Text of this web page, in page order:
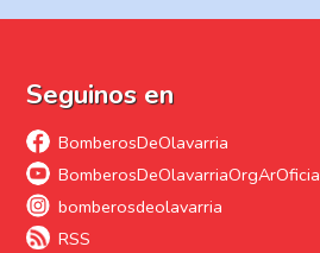
Seguinos en
BomberosDeOlavarria
bomberosdeolavarria
RSS